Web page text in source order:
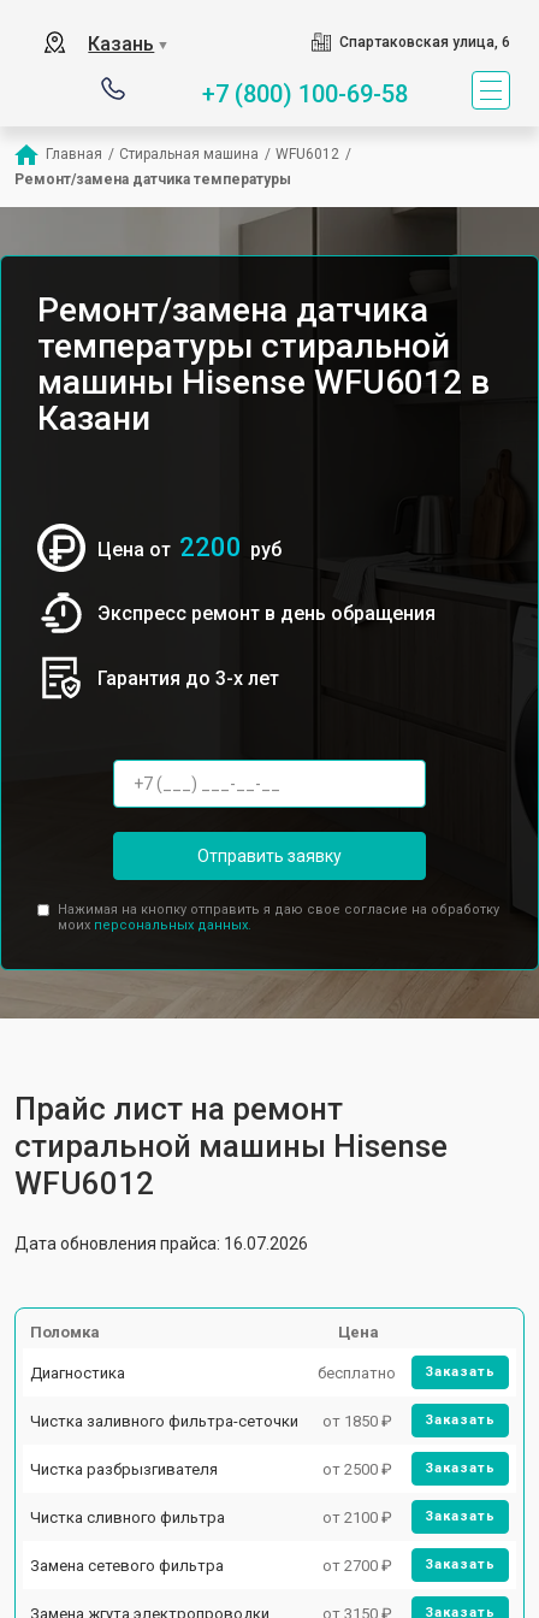
Казань ▼ Спартаковская улица, 6
+7 (800) 100-69-58
Главная / Стиральная машина / WFU6012 /
Ремонт/замена датчика температуры
Ремонт/замена датчика
температуры стиральной
машины Hisense WFU6012 в
Казани
Цена от 2200 руб
Экспресс ремонт в день обращения
Гарантия до 3-х лет
Отправить заявку
Нажимая на кнопку отправить я даю свое согласие на обработку
моих персональных данных.
Прайс лист на ремонт
стиральной машины Hisense
WFU6012
Дата обновления прайса: 16.07.2026
Поломка Цена
Диагностика бесплатно Заказать
Чистка заливного фильтра-сеточки от 1850 ₽ Заказать
Чистка разбрызгивателя от 2500 ₽ Заказать
Чистка сливного фильтра от 2100 ₽ Заказать
Замена сетевого фильтра от 2700 ₽ Заказать
Замена жгута электропроводки от 3150 ₽ Заказать